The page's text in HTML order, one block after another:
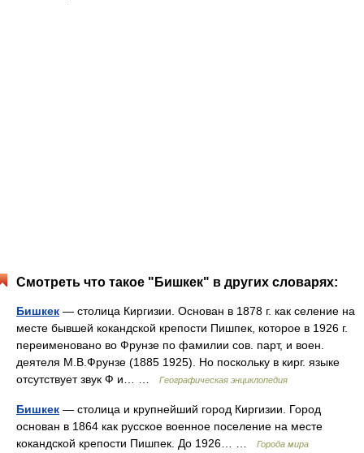
Смотреть что такое "Бишкек" в других словарях:
Бишкек — столица Киргизии. Основан в 1878 г. как селение на
месте бывшей кокандской крепости Пишпек, которое в 1926 г.
переименовано во Фрунзе по фамилии сов. парт, и воен.
деятеля М.В.Фрунзе (1885 1925). Но поскольку в кирг. языке
отсутствует звук Ф и… …
Географическая энциклопедия
Бишкек — столица и крупнейший город Киргизии. Город
основан в 1864 как русское военное поселение на месте
кокандской крепости Пишпек. До 1926… …
Города мира